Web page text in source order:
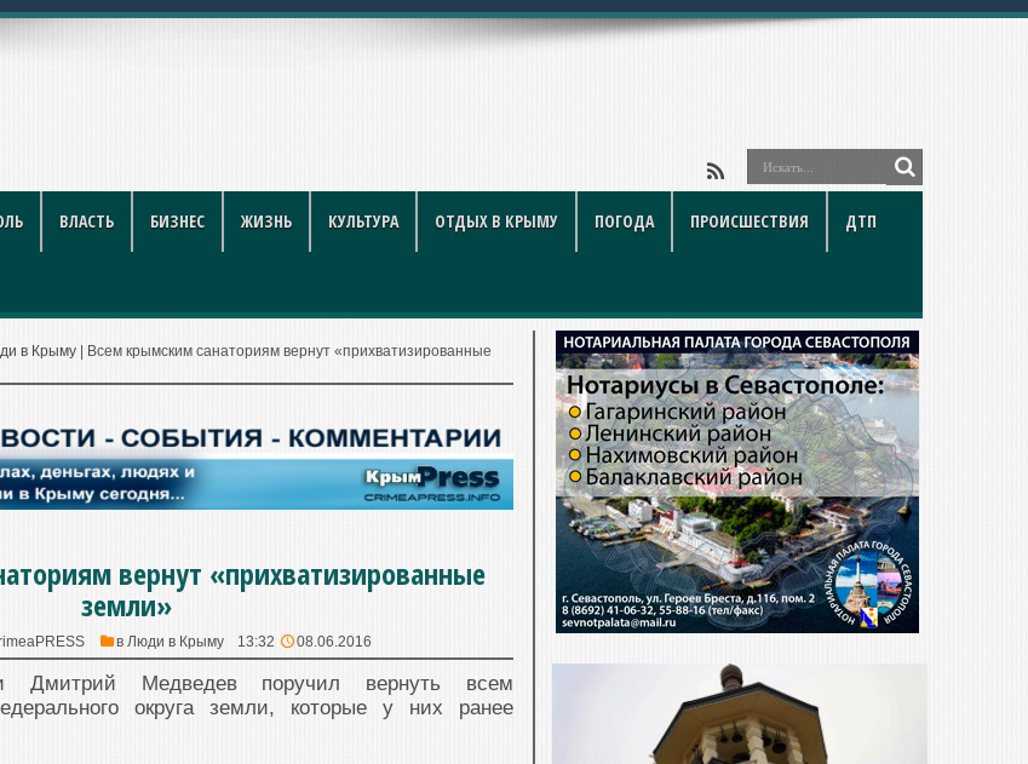
гид
ВЛАСТЬ БИЗНЕС ЖИЗНЬ КУЛЬТУРА ОТДЫХ В КРЫМУ ПОГОДА ПРОИСШЕСТВИЯ ДТП
в Крыму
Всем крымским санаториям вернут «прихватизированные
вернут «прихватизированные
земли»
в Люди в Крыму 13:32 08.06.2016
Дмитрий Медведев поручил вернуть всем
округа земли, которые у них ранее